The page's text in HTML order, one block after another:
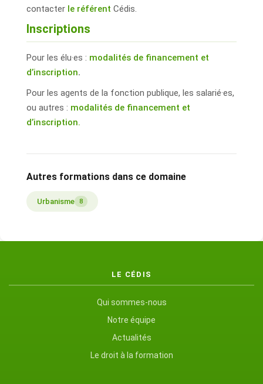
contacter le référent Cédis.
Inscriptions
Pour les élu·es : modalités de financement et
d’inscription.
Pour les agents de la fonction publique, les salarié·es,
ou autres : modalités de financement et
d’inscription.
Autres formations dans ce domaine
Urbanisme 8
LE CÉDIS
Qui sommes-nous
Notre équipe
Actualités
Le droit à la formation